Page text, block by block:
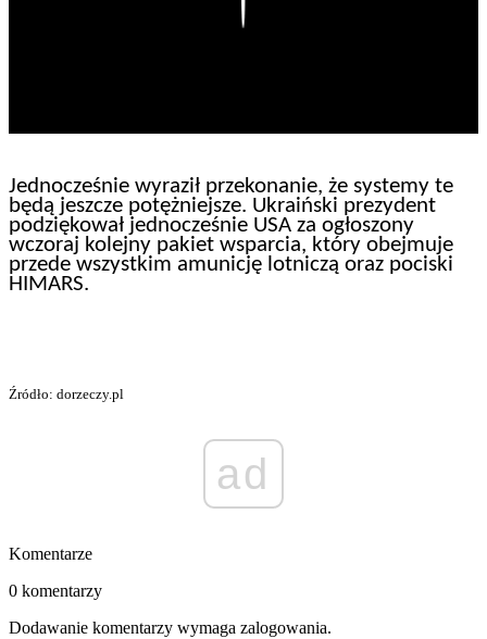
Jednocześnie wyraził przekonanie, że systemy te
będą jeszcze potężniejsze. Ukraiński prezydent
podziękował jednocześnie USA za ogłoszony
wczoraj kolejny pakiet wsparcia, który obejmuje
przede wszystkim amunicję lotniczą oraz pociski
HIMARS.
Źródło: dorzeczy.pl
ad
Komentarze
0 komentarzy
Dodawanie komentarzy wymaga zalogowania.